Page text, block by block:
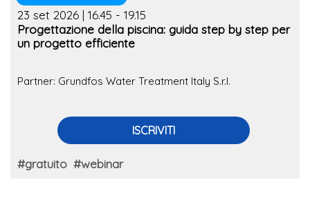
23 set 2026 | 16.45 - 19.15
Progettazione della piscina: guida step by step per
un progetto efficiente
Partner: Grundfos Water Treatment Italy S.r.l.
ISCRIVITI
#gratuito #webinar